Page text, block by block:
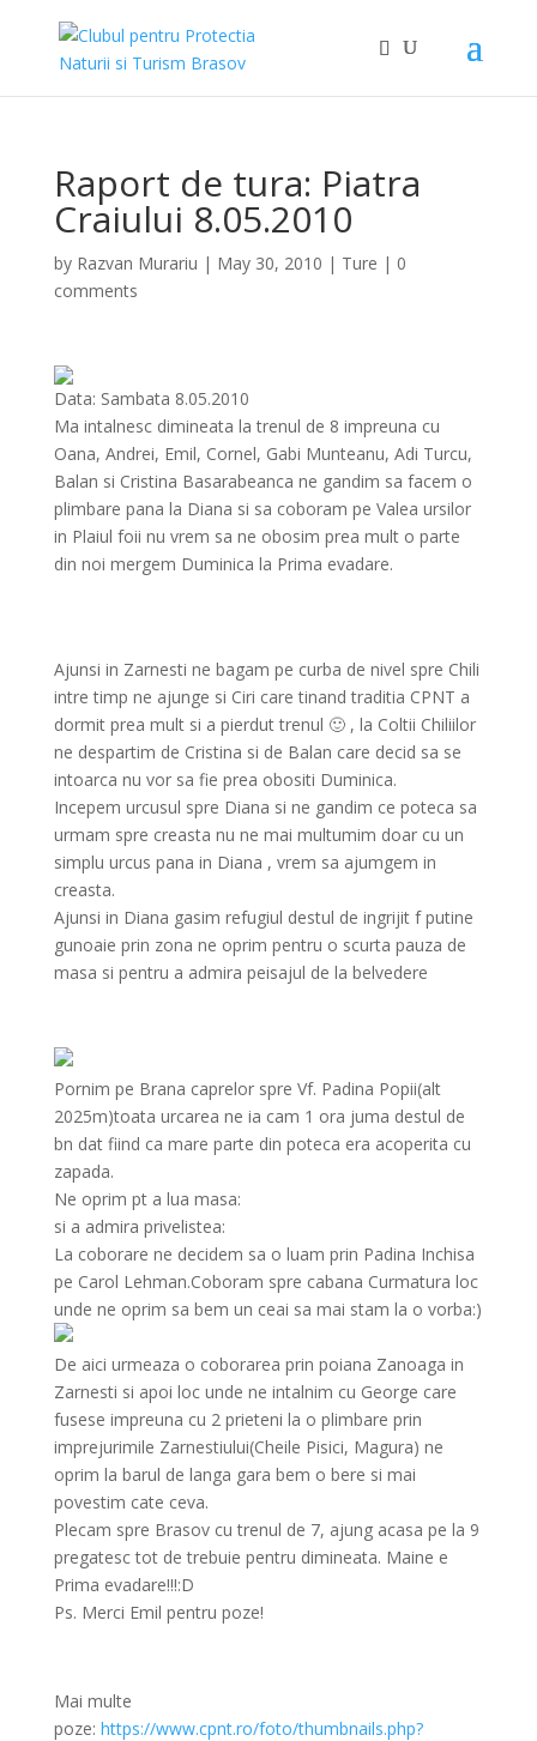
Raport de tura: Piatra
Craiului 8.05.2010
by Razvan Murariu | May 30, 2010 | Ture | 0
comments
Data: Sambata 8.05.2010
Ma intalnesc dimineata la trenul de 8 impreuna cu
Oana, Andrei, Emil, Cornel, Gabi Munteanu, Adi Turcu,
Balan si Cristina Basarabeanca ne gandim sa facem o
plimbare pana la Diana si sa coboram pe Valea ursilor
in Plaiul foii nu vrem sa ne obosim prea mult o parte
din noi mergem Duminica la Prima evadare.
Ajunsi in Zarnesti ne bagam pe curba de nivel spre Chili
intre timp ne ajunge si Ciri care tinand traditia CPNT a
dormit prea mult si a pierdut trenul 🙂 , la Coltii Chiliilor
ne despartim de Cristina si de Balan care decid sa se
intoarca nu vor sa fie prea obositi Duminica.
Incepem urcusul spre Diana si ne gandim ce poteca sa
urmam spre creasta nu ne mai multumim doar cu un
simplu urcus pana in Diana , vrem sa ajumgem in
creasta.
Ajunsi in Diana gasim refugiul destul de ingrijit f putine
gunoaie prin zona ne oprim pentru o scurta pauza de
masa si pentru a admira peisajul de la belvedere
Pornim pe Brana caprelor spre Vf. Padina Popii(alt
2025m)toata urcarea ne ia cam 1 ora juma destul de
bn dat fiind ca mare parte din poteca era acoperita cu
zapada.
Ne oprim pt a lua masa:
si a admira privelistea:
La coborare ne decidem sa o luam prin Padina Inchisa
pe Carol Lehman.Coboram spre cabana Curmatura loc
unde ne oprim sa bem un ceai sa mai stam la o vorba:)
De aici urmeaza o coborarea prin poiana Zanoaga in
Zarnesti si apoi loc unde ne intalnim cu George care
fusese impreuna cu 2 prieteni la o plimbare prin
imprejurimile Zarnestiului(Cheile Pisici, Magura) ne
oprim la barul de langa gara bem o bere si mai
povestim cate ceva.
Plecam spre Brasovcu trenul de 7, ajung acasa pe la 9
pregatesc tot de trebuie pentru dimineata. Maine e
Prima evadare!!!:D
Ps. Merci Emil pentru poze!
Mai multe
poze: https://www.cpnt.ro/foto/thumbnails.php?